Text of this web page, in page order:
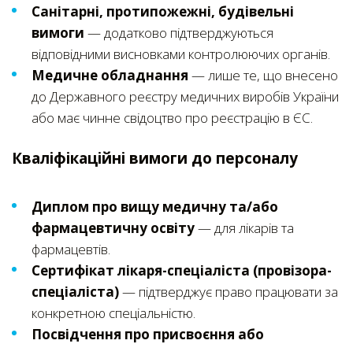
Санітарні, протипожежні, будівельні
вимоги — додатково підтверджуються
відповідними висновками контролюючих органів.
Медичне обладнання — лише те, що внесено
до Державного реєстру медичних виробів України
або має чинне свідоцтво про реєстрацію в ЄС.
Кваліфікаційні вимоги до персоналу
Диплом про вищу медичну та/або
фармацевтичну освіту— для лікарів та
фармацевтів.
Сертифікат лікаря-спеціаліста (провізора-
спеціаліста)— підтверджує право працювати за
конкретною спеціальністю.
Посвідчення про присвоєння або